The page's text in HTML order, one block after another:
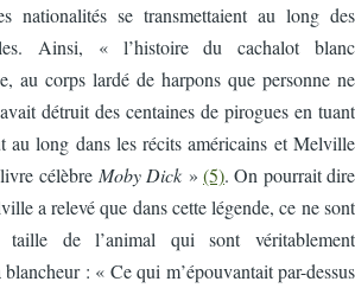
nationalités se transmettaient au long des
Ainsi, « l’histoire du cachalot blanc
au corps lardé de harpons que personne ne
détruit des centaines de pirogues en tuant
au long dans les récits américains et Melville
célèbre Moby Dick » (5). On pourrait dire
a relevé que dans cette légende, ce ne sont
de l’animal qui sont véritablement
blancheur : « Ce qui m’épouvantait par-dessus